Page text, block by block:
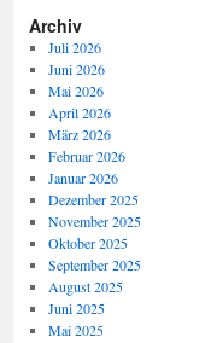
Archiv
Juli 2026
Juni 2026
Mai 2026
April 2026
März 2026
Februar 2026
Januar 2026
Dezember 2025
November 2025
Oktober 2025
September 2025
August 2025
Juni 2025
Mai 2025